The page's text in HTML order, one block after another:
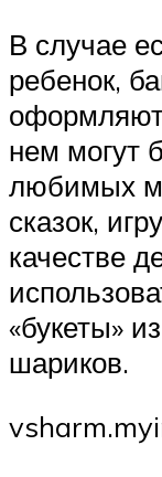
В случае
ребенок,
оформляют
нем могут
любимых
сказок,
качестве
«букеты»
шариков.